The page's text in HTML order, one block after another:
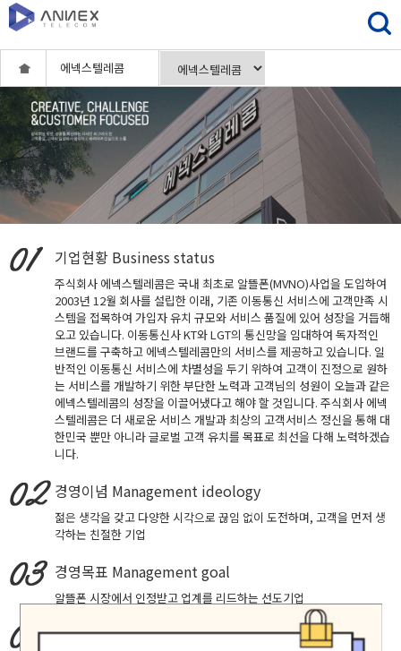
에넥스텔레콤
기업현황 Business status
주식회사 에넥스텔레콤은 국내 최초로 알뜰폰(MVNO)사업을 도입하여
2003년 12월 회사를 설립한 이래, 기존 이동통신 서비스에 고객만족 시
스템을 접목하여 가입자 유치 규모와 서비스 품질에 있어 성장을 거듭해
오고 있습니다. 이동통신사 KT와 LGT의 통신망을 임대하여 독자적인
브랜드를 구축하고 에넥스텔레콤만의 서비스를 제공하고 있습니다. 일
반적인 이동통신 서비스에 차별성을 두기 위하여 고객이 진정으로 원하
는 서비스를 개발하기 위한 부단한 노력과 고객님의 성원이 오늘과 같은
에넥스텔레콤의 성장을 이끌어냈다고 해야 할 것입니다. 주식회사 에넥
스텔레콤은 더 새로운 서비스 개발과 최상의 고객서비스 정신을 통해 대
한민국 뿐만 아니라 글로벌 고객 유치를 목표로 최선을 다해 노력하겠습
니다.
경영이념 Management ideology
젊은 생각을 갖고 다양한 시각으로 끊임 없이 도전하며, 고객을 먼저 생
각하는 친절한 기업
경영목표 Management goal
알뜰폰 시장에서 인정받고 업계를 리드하는 선도기업
핵심가치Core Values